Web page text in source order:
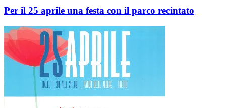
Per il 25 aprile una festa con il parco recintato